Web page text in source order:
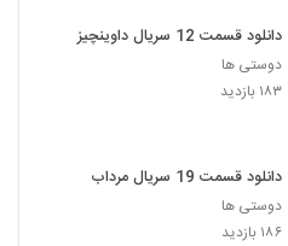
دانلود قسمت 12 سریال داوینچیز
دوستی ها
۱۸۳ بازدید
دانلود قسمت 19 سریال مرداب
دوستی ها
۱۸۶ بازدید